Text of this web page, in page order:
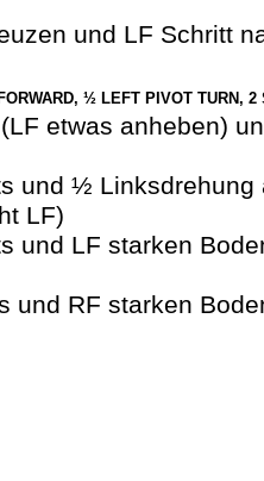
und LF Schritt
½ LEFT PIVOT TURN, 2
etwas anheben)
und ½ Linksdrehung
LF)
und LF starken
und RF starken